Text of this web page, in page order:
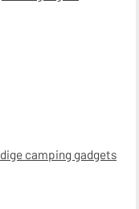
camping gadgets